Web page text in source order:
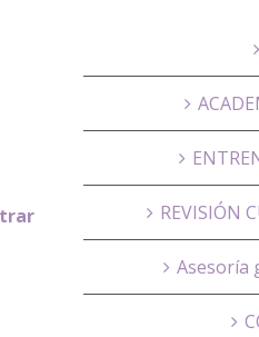
REVISIÓN
Asesoría